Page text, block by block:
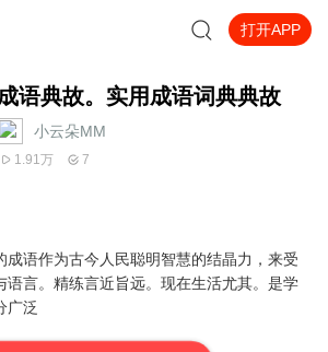
打开APP
语典故。实用成语词典典故
小云朵MM
1.91万 7
成语作为古今人民聪明智慧的结晶力，来受
语言。精练言近旨远。现在生活尤其。是学
广泛